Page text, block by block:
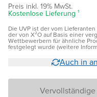
Preis inkl. 19% MwSt.
Kostenlose Lieferung ¹
Die UVP ist der vom
der von X²O auf Basis einer
Wettbewerbern für ähnliche
festgelegt wurde (weitere
Auch in